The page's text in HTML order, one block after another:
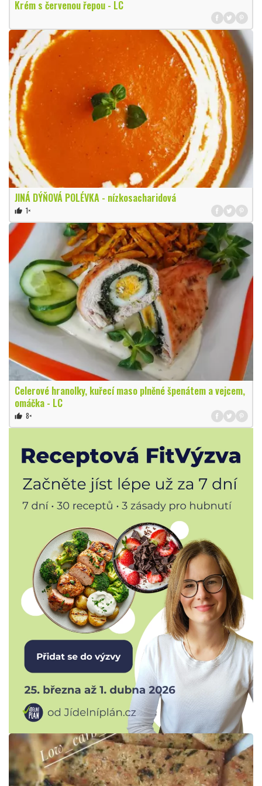
Krém s červenou řepou - LC
JINÁ DÝŇOVÁ POLÉVKA - nízkosacharidová
thumb_up 1×
Celerové hranolky, kuřecí maso plněné špenátem a vejcem,
omáčka - LC
thumb_up 8×